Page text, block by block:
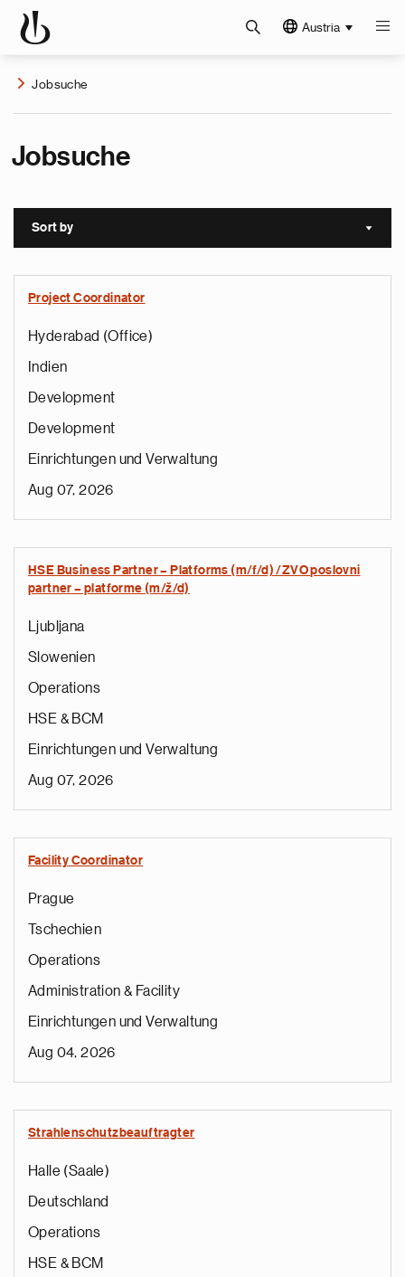
Austria
Jobsuche
Jobsuche
Sort by Sort
Project Coordinator
Hyderabad (Office)
Indien
Development
Development
Einrichtungen und Verwaltung
Aug 07, 2026
HSE Business Partner – Platforms (m/f/d) /ZVO poslovni
partner – platforme (m/ž/d)
Ljubljana
Slowenien
Operations
HSE & BCM
Einrichtungen und Verwaltung
Aug 07, 2026
Facility Coordinator
Prague
Tschechien
Operations
Administration & Facility
Einrichtungen und Verwaltung
Aug 04, 2026
Strahlenschutzbeauftragter
Halle (Saale)
Deutschland
Operations
HSE & BCM